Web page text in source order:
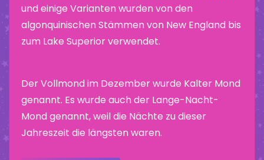
und einige Varianten wurden von den
algonquinischen Stämmen von New England bis
zum Lake Superior verwendet.
Der Vollmond im Dezember wurde Kalter Mond
genannt. Es wurde auch der Lange-Nacht-
Mond genannt, weil die Nächte zu dieser
Jahreszeit die längsten waren.